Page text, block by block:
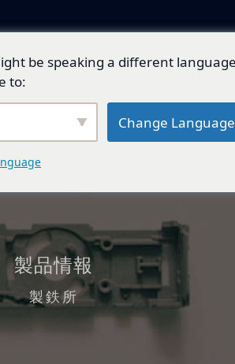
ューショ
技術開
ジェネ
製品情報
製鉄所
be speaking a different
to:
Change Language